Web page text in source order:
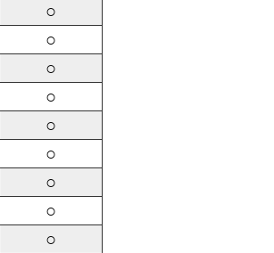
○
○
○
○
○
○
○
○
○